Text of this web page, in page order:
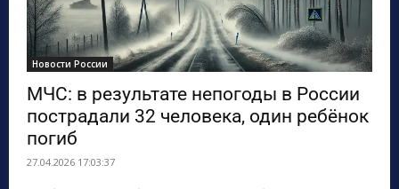
Новости России
МЧС: в результате непогоды в России
пострадали 32 человека, один ребёнок
погиб
27.04.2026 17:03:37